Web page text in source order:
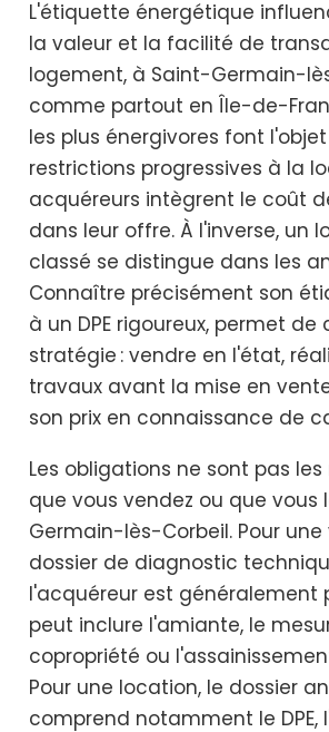
L'étiquette énergétique
la valeur et la facilité de
logement, à Saint-Germain-
comme partout en Île-de-
les plus énergivores font
restrictions progressives à la
acquéreurs intègrent le coût
dans leur offre. À l'inverse, un
classé se distingue dans les
Connaître précisément son
à un DPE rigoureux, permet de
stratégie : vendre en l'état,
travaux avant la mise en
son prix en connaissance de
Les obligations ne sont pas
que vous vendez ou que vous
Germain-lès-Corbeil. Pour une
dossier de diagnostic
l'acquéreur est généralement
peut inclure l'amiante, le
copropriété ou
Pour une location, le dossier
comprend notamment le DPE,